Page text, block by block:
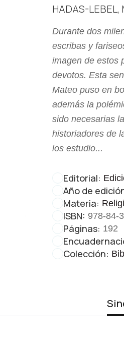
HADAS-LEBEL,
Durante dos
escribas y
imagen de estos
devotos. Esta
Mateo puso en
además la
sido necesarias
historiadores de
los estudio...
Editorial:
Año de
Materia:
ISBN: 978-84-
Páginas: 192
Colección: